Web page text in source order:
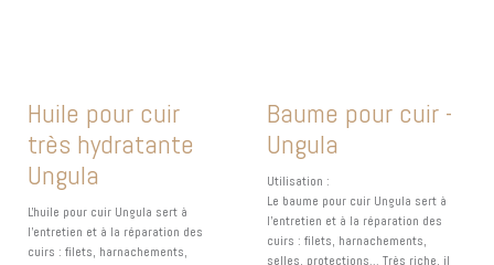
Huile pour cuir
très hydratante
Ungula
L'huile pour cuir Ungula sert à
l'entretien et à la réparation des
cuirs : filets, harnachements,
Baume pour cuir -
Ungula
Utilisation :
Le baume pour cuir Ungula sert à
l’entretien et à la réparation des
cuirs : filets, harnachements,
selles, protections... Très riche, il